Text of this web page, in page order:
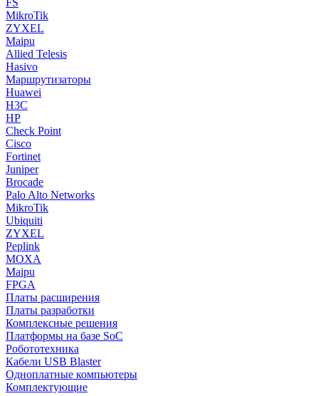
FS
MikroTik
ZYXEL
Maipu
Allied Telesis
Hasivo
Маршрутизаторы
Huawei
H3C
HP
Check Point
Cisco
Fortinet
Juniper
Brocade
Palo Alto Networks
MikroTik
Ubiquiti
ZYXEL
Peplink
MOXA
Maipu
FPGA
Платы расширения
Платы разработки
Комплексные решения
Платформы на базе SoC
Робототехника
Кабели USB Blaster
Одноплатные компьютеры
Комплектующие